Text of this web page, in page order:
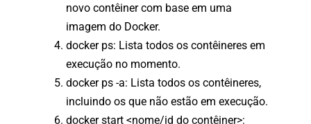
novo contêiner com base em uma
imagem do Docker.
docker ps: Lista todos os contêineres em
execução no momento.
docker ps -a: Lista todos os contêineres,
incluindo os que não estão em execução.
docker start <nome/id do contêiner>: